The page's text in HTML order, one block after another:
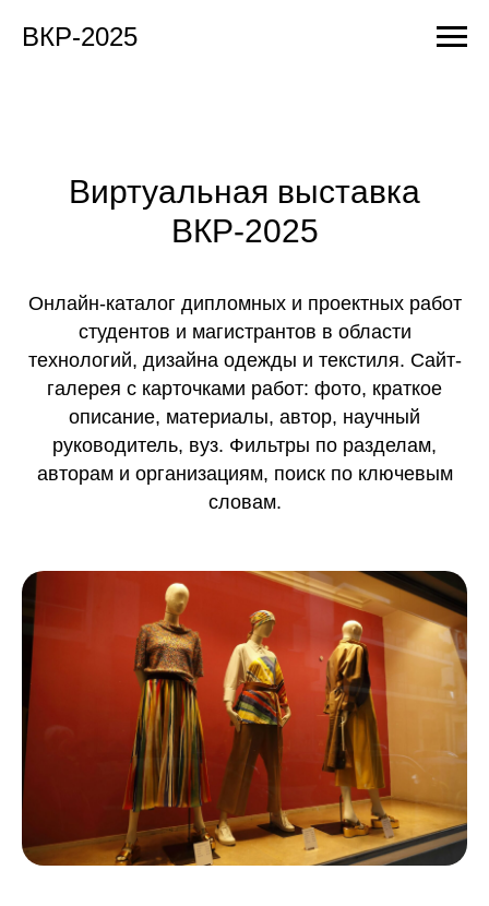
ВКР-2025
Виртуальная выставка
ВКР-2025
Онлайн-каталог дипломных и проектных работ
студентов и магистрантов в области
технологий, дизайна одежды и текстиля. Сайт-
галерея с карточками работ: фото, краткое
описание, материалы, автор, научный
руководитель, вуз. Фильтры по разделам,
авторам и организациям, поиск по ключевым
словам.